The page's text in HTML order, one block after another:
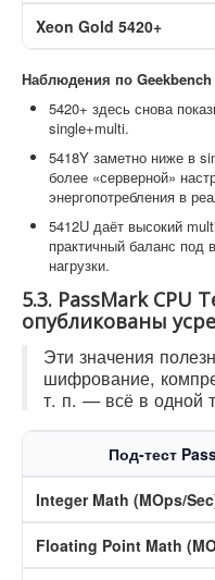
Xeon Gold 5420+
Наблюдения по Geekbench
5420+ здесь снова
single+multi.
5418Y заметно ниже в
более «серверной»
энергопотребления в
5412U даёт высокий
практичный баланс
нагрузки.
5.3. PassMark CPU
опубликованы
Эти значения
шифрование,
т. п. — всё в одной
Под-тест
Integer Math (MOps/
Floating Point Math